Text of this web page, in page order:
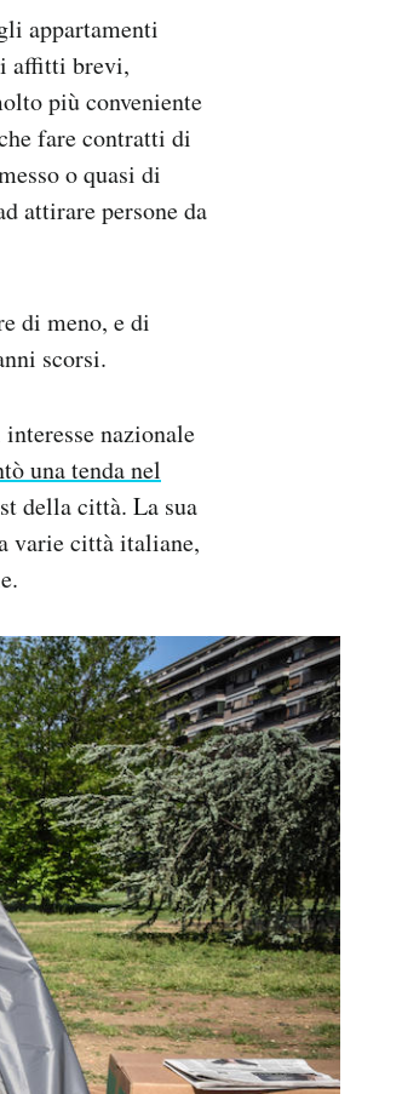
appartamenti
affitti brevi,
più conveniente
fare contratti di
o quasi di
attirare persone da
di meno, e di
scorsi.
nazionale
una tenda nel
della città. La sua
varie città italiane,